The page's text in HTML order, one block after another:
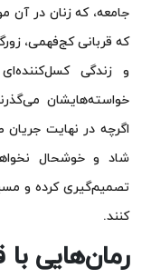
جامعه، که زنان در آن
که قربانی کج‌فهمی،
و زندگی
خواسته‌هایشان
اگرچه در نهایت جریان
شاد و خوشحال
تصمیم‌گیری کرده و
کنند.
رمان‌هایی